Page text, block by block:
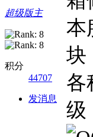
超级版主
积分
44707
发消息
本
块
各
级